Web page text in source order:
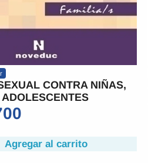
CONTRA NIÑAS,
Agregar al carrito